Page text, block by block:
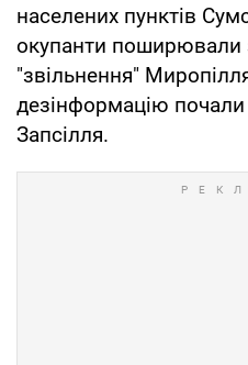
населених пунктів
окупанти поширювали
"звільнення"
дезінформацію
Запсілля.